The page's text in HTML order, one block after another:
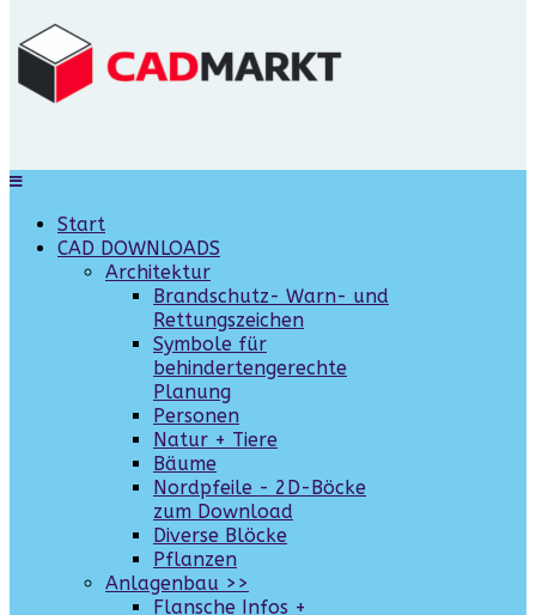
Start
CAD DOWNLOADS
Architektur
Brandschutz- Warn- und
Rettungszeichen
Symbole für
behindertengerechte
Planung
Personen
Natur + Tiere
Bäume
Nordpfeile - 2D-Böcke
zum Download
Diverse Blöcke
Pflanzen
Anlagenbau >>
Flansche Infos +